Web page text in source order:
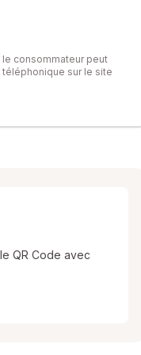
le consommateur peut
téléphonique sur le site
QR Code avec